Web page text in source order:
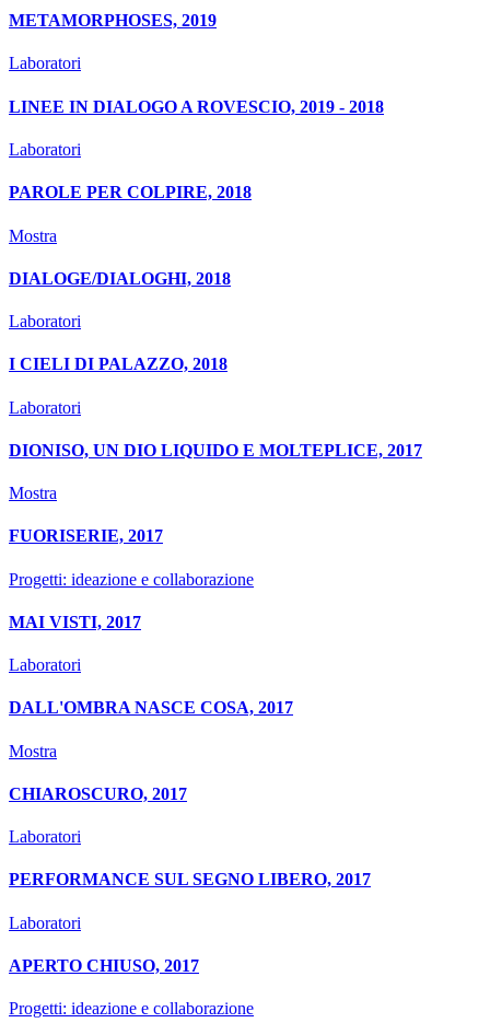
METAMORPHOSES, 2019
Laboratori
LINEE IN DIALOGO A ROVESCIO, 2019 - 2018
Laboratori
PAROLE PER COLPIRE, 2018
Mostra
DIALOGE/DIALOGHI, 2018
Laboratori
I CIELI DI PALAZZO, 2018
Laboratori
DIONISO, UN DIO LIQUIDO E MOLTEPLICE, 2017
Mostra
FUORISERIE, 2017
Progetti: ideazione e collaborazione
MAI VISTI, 2017
Laboratori
DALL'OMBRA NASCE COSA, 2017
Mostra
CHIAROSCURO, 2017
Laboratori
PERFORMANCE SUL SEGNO LIBERO, 2017
Laboratori
APERTO CHIUSO, 2017
Progetti: ideazione e collaborazione